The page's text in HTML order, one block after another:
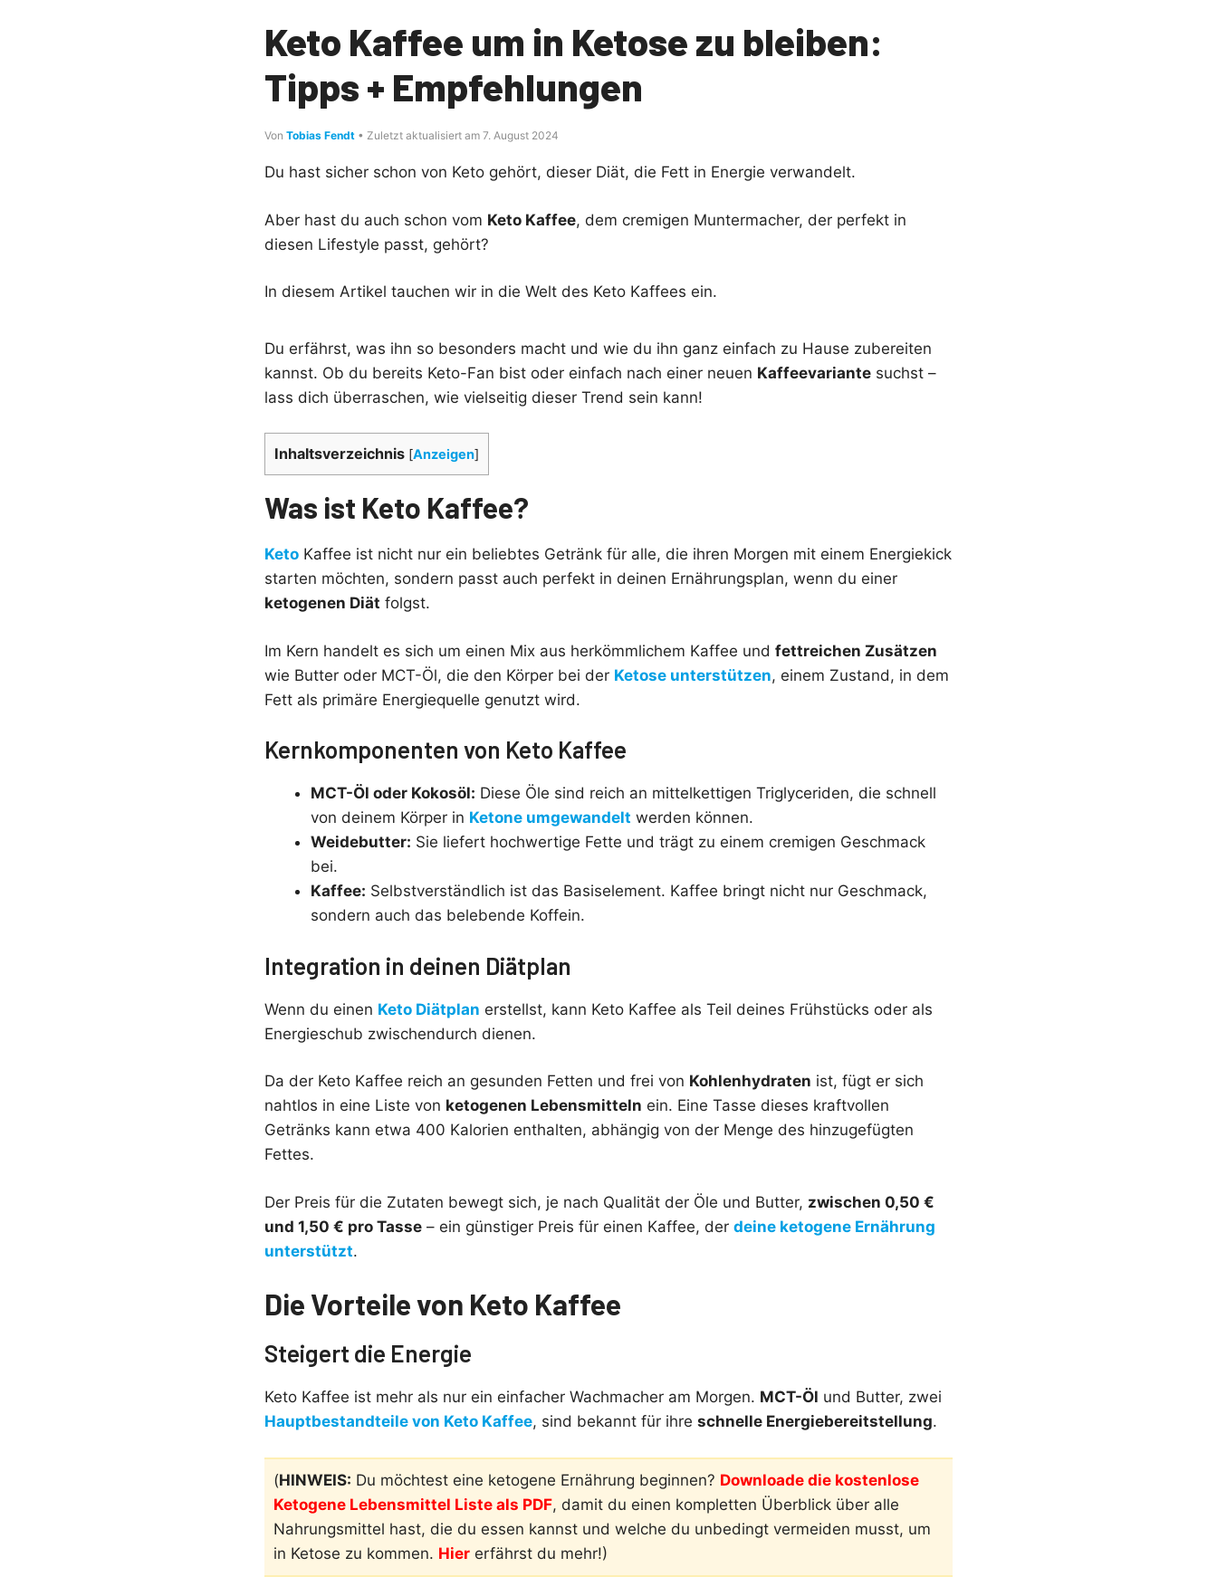
Keto Kaffee um in Ketose zu bleiben:
Tipps + Empfehlungen
Von Tobias Fendt • Zuletzt aktualisiert am 7. August 2024
Du hast sicher schon von Keto gehört, dieser Diät, die Fett in Energie verwandelt.
Aber hast du auch schon vom Keto Kaffee, dem cremigen Muntermacher, der perfekt in
diesen Lifestyle passt, gehört?
In diesem Artikel tauchen wir in die Welt des Keto Kaffees ein.
Du erfährst, was ihn so besonders macht und wie du ihn ganz einfach zu Hause zubereiten
kannst. Ob du bereits Keto-Fan bist oder einfach nach einer neuen Kaffeevariante suchst –
lass dich überraschen, wie vielseitig dieser Trend sein kann!
Inhaltsverzeichnis [Anzeigen]
Was ist Keto Kaffee?
Keto Kaffee ist nicht nur ein beliebtes Getränk für alle, die ihren Morgen mit einem Energiekick
starten möchten, sondern passt auch perfekt in deinen Ernährungsplan, wenn du einer
ketogenen Diät folgst.
Im Kern handelt es sich um einen Mix aus herkömmlichem Kaffee und fettreichen Zusätzen
wie Butter oder MCT-Öl, die den Körper bei der Ketose unterstützen, einem Zustand, in dem
Fett als primäre Energiequelle genutzt wird.
Kernkomponenten von Keto Kaffee
MCT-Öl oder Kokosöl: Diese Öle sind reich an mittelkettigen Triglyceriden, die schnell
von deinem Körper in Ketone umgewandelt werden können.
Weidebutter: Sie liefert hochwertige Fette und trägt zu einem cremigen Geschmack
bei.
Kaffee: Selbstverständlich ist das Basiselement. Kaffee bringt nicht nur Geschmack,
sondern auch das belebende Koffein.
Integration in deinen Diätplan
Wenn du einen Keto Diätplan erstellst, kann Keto Kaffee als Teil deines Frühstücks oder als
Energieschub zwischendurch dienen.
Da der Keto Kaffee reich an gesunden Fetten und frei von Kohlenhydraten ist, fügt er sich
nahtlos in eine Liste von ketogenen Lebensmitteln ein. Eine Tasse dieses kraftvollen
Getränks kann etwa 400 Kalorien enthalten, abhängig von der Menge des hinzugefügten
Fettes.
Der Preis für die Zutaten bewegt sich, je nach Qualität der Öle und Butter, zwischen 0,50 €
und 1,50 € pro Tasse – ein günstiger Preis für einen Kaffee, der deine ketogene Ernährung
unterstützt.
Die Vorteile von Keto Kaffee
Steigert die Energie
Keto Kaffee ist mehr als nur ein einfacher Wachmacher am Morgen. MCT-Öl und Butter, zwei
Hauptbestandteile von Keto Kaffee, sind bekannt für ihre schnelle Energiebereitstellung.
(HINWEIS: Du möchtest eine ketogene Ernährung beginnen? Downloade die kostenlose
Ketogene Lebensmittel Liste als PDF, damit du einen kompletten Überblick über alle
Nahrungsmittel hast, die du essen kannst und welche du unbedingt vermeiden musst, um
in Ketose zu kommen. Hier erfährst du mehr!)